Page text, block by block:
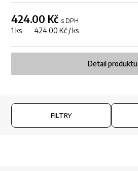
424.00 Kč s DPH
1 ks 424.00 Kč / ks
Detail produktu
FILTRY